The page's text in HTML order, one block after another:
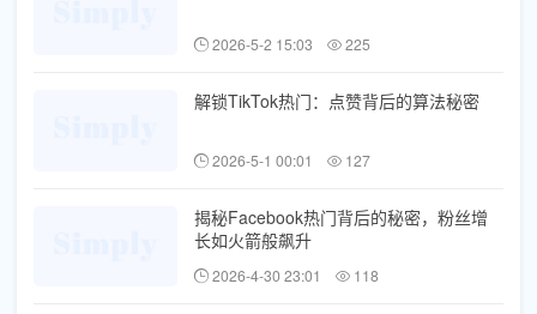
2026-5-2 15:03 225
解锁TikTok热门：点赞背后的算法秘密
2026-5-1 00:01 127
揭秘Facebook热门背后的秘密，粉丝增
长如火箭般飙升
2026-4-30 23:01 118